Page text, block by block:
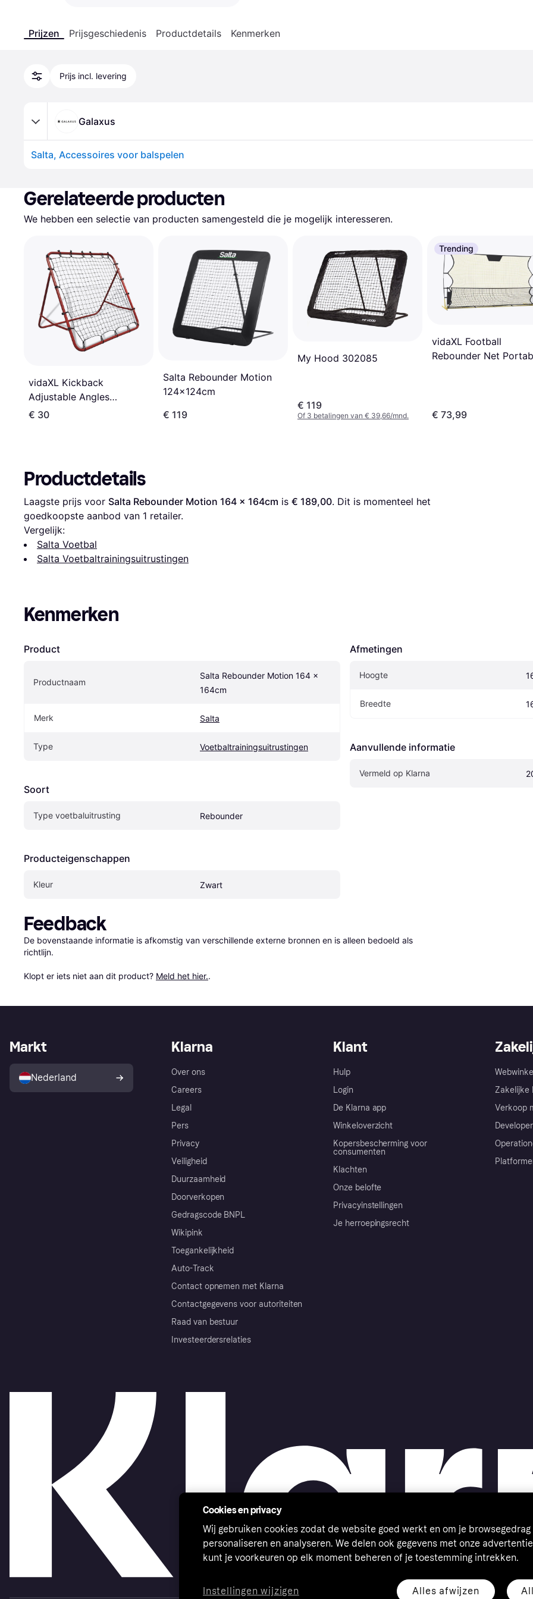
Prijzen Prijsgeschiedenis Productdetails Kenmerken
Prijs incl. levering
Galaxus
Salta, Accessoires voor balspelen
Gerelateerde producten
We hebben een selectie van producten samengesteld die je mogelijk interesseren.
vidaXL Kickback
Adjustable Angles
100x100cm
€ 30
Salta Rebounder Motion
124x124cm
€ 119
My Hood 302085
€ 119
Of 3 betalingen van € 39,66/mnd.
Trending
vidaXL Football
Rebounder Net
€ 73,99
Productdetails
Laagste prijs voor Salta Rebounder Motion 164 x 164cm is € 189,00. Dit is momenteel het
goedkoopste aanbod van 1 retailer.
Vergelijk:
Salta Voetbal
Salta Voetbaltrainingsuitrustingen
Kenmerken
Product
Productnaam
Salta Rebounder Motion 164 x
164cm
Merk Salta
Type Voetbaltrainingsuitrustingen
Soort
Type voetbaluitrusting Rebounder
Producteigenschappen
Kleur Zwart
Afmetingen
Hoogte
Breedte
Aanvullende informatie
Vermeld op Klarna
Feedback
De bovenstaande informatie is afkomstig van verschillende externe bronnen en is alleen bedoeld als
richtlijn.
Klopt er iets niet aan dit product? Meld het hier..
Klarna
Over ons
Careers
Legal
Pers
Privacy
Veiligheid
Duurzaamheid
Doorverkopen
Gedragscode BNPL
Wikipink
Toegankelijkheid
Auto-Track
Contact opnemen met Klarna
Contactgegevens voor autoriteiten
Raad van bestuur
Investeerdersrelaties
Klant
Hulp
Login
De Klarna app
Winkeloverzicht
Kopersbescherming voor
consumenten
Klachten
Onze belofte
Privacyinstellingen
Je herroepingsrecht
Zakelijke
Verkoop
Markt
Nederland
Cookies en privacy
Wij gebruiken cookies zodat de website goed werkt en om je browsegedrag
personaliseren en analyseren. We delen ook gegevens met onze
kunt je voorkeuren op elk moment beheren of je toestemming intrekken.
Alles afwijzen
Instellingen wijzigen